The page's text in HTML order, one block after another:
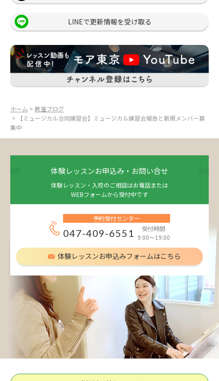
LINEで更新情報を受け取る
ホーム > 教室ブログ
> 【ミュージカル合同練習会】ミュージカル練習会報告と新規メンバー募
集中
体験レッスンお申込み・お問い合せ
体験レッスン・入校のご相談はお電話または
WEBフォームから受付中です
予約受付センター
047-409-6551
受付時間
9:00～19:00
体験レッスンお申込みフォームはこちら